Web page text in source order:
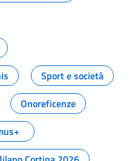
Sport e società
Onoreficenze